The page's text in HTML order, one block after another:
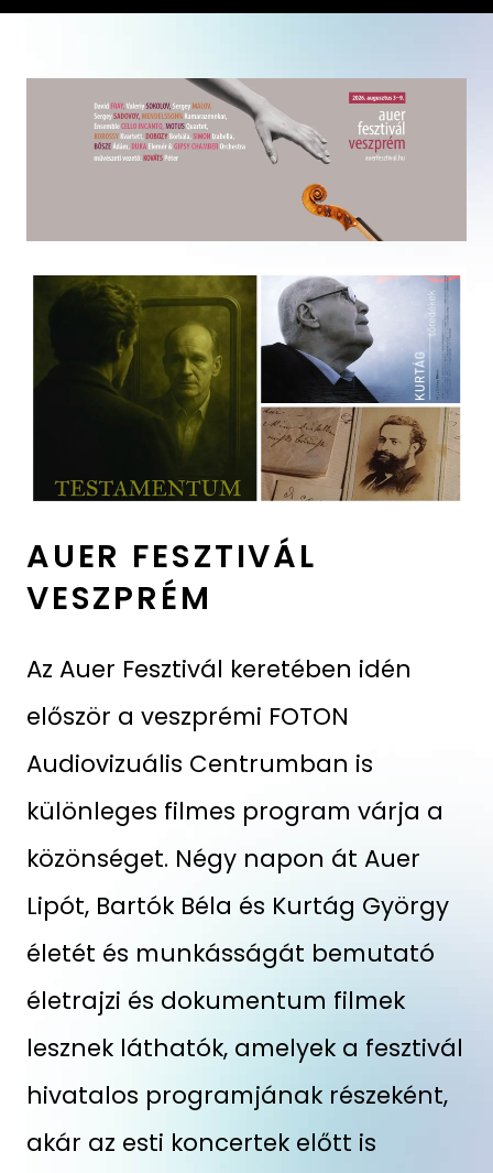
AUER FESZTIVÁL
VESZPRÉM
Az Auer Fesztivál keretében idén
először a veszprémi FOTON
Audiovizuális Centrumban is
különleges filmes program várja a
közönséget. Négy napon át Auer
Lipót, Bartók Béla és Kurtág György
életét és munkásságát bemutató
életrajzi és dokumentum filmek
lesznek láthatók, amelyek a fesztivál
hivatalos programjának részeként,
akár az esti koncertek előtt is